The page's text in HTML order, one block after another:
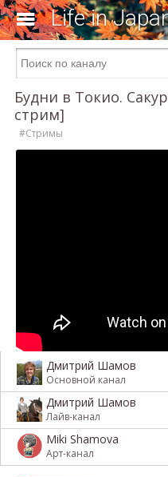
Life in
Будни в Токио.
стрим]
#Стримы
Дмитрий Шамов
Основной канал
Дмитрий Шамов
Лайв-канал
Miki Shamova
Арт-канал